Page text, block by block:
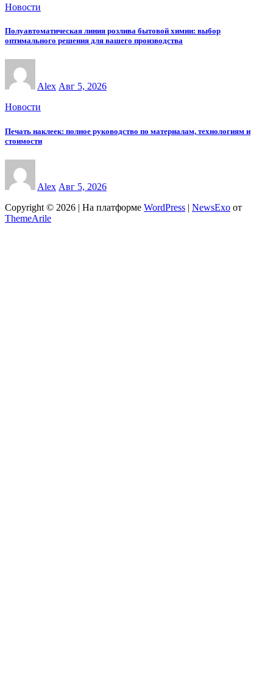
Новости
Полуавтоматическая линия розлива бытовой химии: выбор
оптимального решения для вашего производства
Alex Авг 5, 2026
Новости
Печать наклеек: полное руководство по материалам, технологиям и
стоимости
Alex Авг 5, 2026
Copyright © 2026 | На платформе WordPress | NewsExo от
ThemeArile